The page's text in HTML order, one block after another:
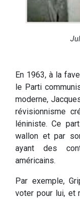
En 1963, à la
le Parti
moderne,
révisionnisme
léniniste. Ce
wallon et par
ayant des
américains.
Par exemple,
voter pour lui, et